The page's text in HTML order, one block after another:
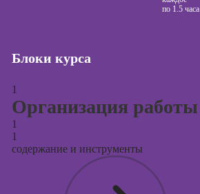
по 1.5 часа
Блоки курса
1
Организация работы
1
1
содержание и инструменты